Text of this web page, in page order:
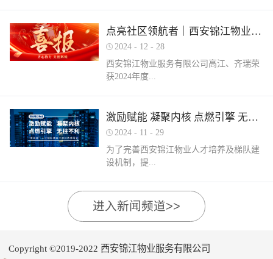
梦长安 精技赋能未来”，全面夯实行业人
才基础。参赛环节西安锦江物业作为西安
织并参与协会各项赛事，均取得傲人的成
绩。今年为了锻炼队伍，搭建更广阔的成
下的重要知识点串讲和一轮轮的复习备
考，比赛中，选手们沉着冷静，基本发挥
出了各自领域应有的实力。最终，三个工
种共计取得了二等奖1名，三等奖3名，优
的问题及知识盲区，公司人力行政部及品
质部快速反应，第一时间组织各工种开展
内部专项培训，进行系统化的梳理和总
经验和答题技巧进行转化分享，对标竞赛
中要通风、散热，防止温度过高引发火
灾。空调、电风扇等电器设备不宜长时间
使用，离人时应及时关闭电源。电动车应
在室外专用充电桩充电，不得在室内、走
充电，切勿长时间充电，勿飞线充电。汽
车内严禁放置打火机、罐装喷剂、香水、
移动电源等易燃易爆物品，定期检测更换
车载灭火器，定期对车辆维护保养。不要
躺在床上、沙发上吸烟，烟头要及时放到
可燃物品。 使用电蚊香时应注意用电安
全，用完及时断开电源，防止因长期通电
“干烧”引发火灾。在发热的电蚊拍附近不
露水后不要立即靠近明火、也不要在高温
物业管理行业协会组织召开的第三届会员
（代表）大会第四次全体会议暨物业高质
员单位及“安居物业杯”西安市物业管理行
业职业技能竞赛优秀个人及优秀组织单位
获“全市技能竞赛优秀组织奖”西安锦江物
业曹林、张小刚、郭小龙荣获技能竞赛“一
等奖”西安锦江物业张国刚、谷展荣获技能
竞赛“二等奖”西安锦江物业惠张瑜、张盼
兵、潘保民、毛亚、李强、贺鑫磊、李国
刚、岳程妮等人分别荣获技能竞赛“优秀
奖”。在这个追求卓越服务的时代，西安锦
升整个团队的专业水平和服务质量，西安
点亮社区领航者｜西安锦江物业高江、齐瑞获得“优秀项目经理”荣誉称号
2024 - 12 - 28
西安锦江物业服务有限公司高江、齐瑞荣
获2024年度...
陕西省物业管理协会“优秀项目经理”称
号。岁末回首，总结成绩，表彰优秀，
会召开盛会，表彰这一年在物业管理行业
的广阔舞台上绽放出熠熠光辉的精英
1A期 项目经理 齐瑞高江、齐瑞是西安锦
江物业诸多优秀项目经理的缩影，他们代
表着西安锦江物业团结奋进、诚信奉献、
奖是荣誉也是动力，西安锦江物业将以他
们作为榜样领航，激励全体员工砥砺奋
激励赋能 凝聚内核 点燃引擎 无往不利
2024 - 11 - 29
为了完善西安锦江物业人才培养及梯队建
设机制，提...
高物业服务水平和服务质量，有目的、有
计划的进行人才储备及培育，大力培养核
江物业组织开展以“激励赋能 凝聚内核 点
进入新闻频道>>
Copyright ©2019-2022 西安锦江物业服务有限公司